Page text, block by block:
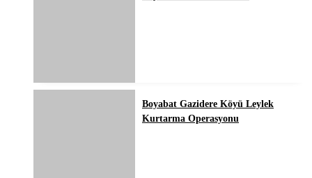
Boyabat Gazidere Köyü Leylek
Kurtarma Operasyonu